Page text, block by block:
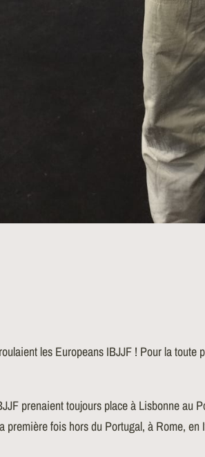
les Europeans IBJJF ! Pour la
prenaient toujours place à Lisbonne
première fois hors du Portugal, à Rome,